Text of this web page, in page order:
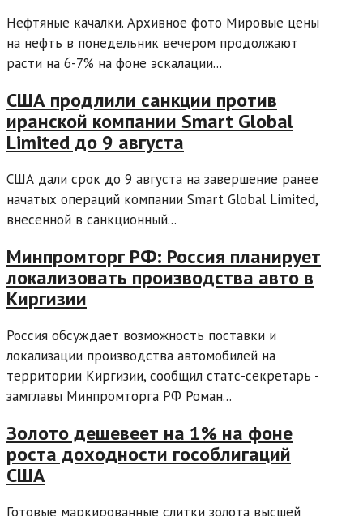
Нефтяные качалки. Архивное фото Мировые цены
на нефть в понедельник вечером продолжают
расти на 6-7% на фоне эскалации...
США продлили санкции против
иранской компании Smart Global
Limited до 9 августа
США дали срок до 9 августа на завершение ранее
начатых операций компании Smart Global Limited,
внесенной в санкционный...
Минпромторг РФ: Россия планирует
локализовать производства авто в
Киргизии
Россия обсуждает возможность поставки и
локализации производства автомобилей на
территории Киргизии, сообщил статс-секретарь -
замглавы Минпромторга РФ Роман...
Золото дешевеет на 1% на фоне
роста доходности гособлигаций
США
Готовые маркированные слитки золота высшей